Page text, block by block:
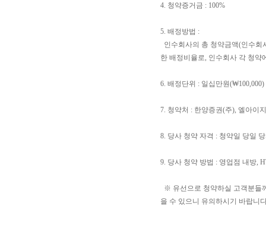
4. 청약증거금 : 100%
5. 배정방법 :
인수회사의 총 청약금액(인수
한 배정비율로, 인수회사 각 청약
6. 배정단위 : 일십만원(₩100,000)
7. 청약처 : 한양증권(주), 엘아이
8. 당사 청약 자격 : 청약일 당일
9. 당사 청약 방법 : 영업점 내방,
※ 유선으로 청약하실 고객분들
을 수 있으니 유의하시기 바랍니